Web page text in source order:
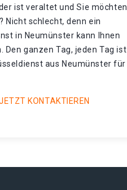
ist veraltet und Sie möchten
Nicht schlecht, denn ein
in Neumünster kann Ihnen
Den ganzen Tag, jeden Tag ist
aus Neumünster für
KONTAKTIEREN